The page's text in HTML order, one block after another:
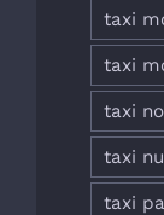
taxi
taxi
taxi
taxi
taxi